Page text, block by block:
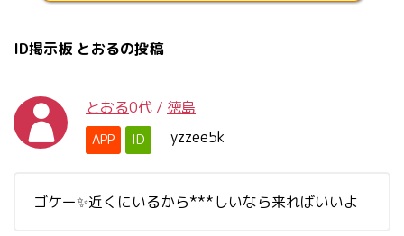
ID掲示板 とおるの投稿
とおる0代 / 徳島
APP ID yzzee5k
ゴケー✨近くにいるから***しいなら来ればいいよ